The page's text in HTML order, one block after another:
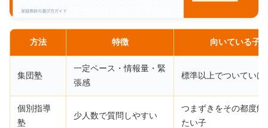
方法 特徴 向いている子
集団塾
一定ペース・情報量・緊
張感
標準以上でついていけ
個別指導
塾
少人数で質問しやすい
つまずきをその都度解
たい子